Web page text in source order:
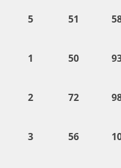
5 51
1 50
2 72
3 56